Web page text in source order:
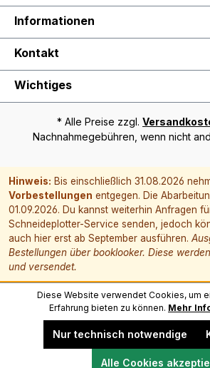
Informationen
Kontakt
Wichtiges
* Alle Preise zzgl.
Nachnahmegebühren, wenn nicht
Diese Website verwendet Cookies, um
Erfahrung bieten zu können. Mehr
Nur technisch notwendige
Alle Cookies
Hinweis: Bis einschließlich 31.08.2026
Vorbestellungen entgegen. Die
01.09.2026. Du kannst weiterhin Anfragen
Schneideplotter-Service senden, jedoch
auch hier erst ab September ausführen.
Bestellungen über booklooker. Diese
und versendet.